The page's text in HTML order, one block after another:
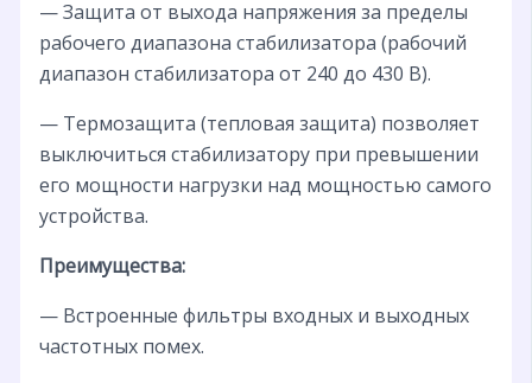
— Защита от выхода напряжения за пределы
рабочего диапазона стабилизатора (рабочий
диапазон стабилизатора от 240 до 430 В).
— Термозащита (тепловая защита) позволяет
выключиться стабилизатору при превышении
его мощности нагрузки над мощностью самого
устройства.
Преимущества:
— Встроенные фильтры входных и выходных
частотных помех.